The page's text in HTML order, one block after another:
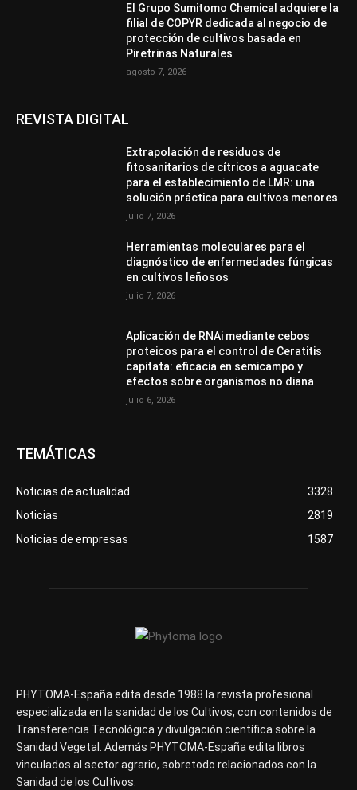
El Grupo Sumitomo Chemical adquiere la
filial de COPYR dedicada al negocio de
protección de cultivos basada en
Piretrinas Naturales
agosto 7, 2026
REVISTA DIGITAL
Extrapolación de residuos de
fitosanitarios de cítricos a aguacate
para el establecimiento de LMR: una
solución práctica para cultivos menores
julio 7, 2026
Herramientas moleculares para el
diagnóstico de enfermedades fúngicas
en cultivos leñosos
julio 7, 2026
Aplicación de RNAi mediante cebos
proteicos para el control de Ceratitis
capitata: eficacia en semicampo y
efectos sobre organismos no diana
julio 6, 2026
TEMÁTICAS
Noticias de actualidad
3328
Noticias
2819
Noticias de empresas
1587
PHYTOMA-España edita desde 1988 la revista profesional
especializada en la sanidad de los Cultivos, con contenidos de
Transferencia Tecnológica y divulgación científica sobre la
Sanidad Vegetal. Además PHYTOMA-España edita libros
vinculados al sector agrario, sobretodo relacionados con la
Sanidad de los Cultivos.